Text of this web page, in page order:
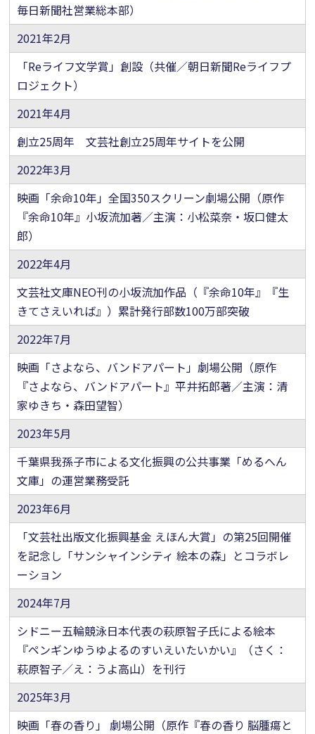
毎日新聞社営業総本部）
2021年2月
「Reライフ文学賞」創設（共催／朝日新聞Reライフプ
ロジェクト）
2021年4月
創立25周年 文芸社創立25周年サイトを公開
2022年3月
映画「余命10年」全国350スクリーン劇場公開（原作
『余命10年』小坂流加著／主演：小松菜奈・坂口健太
郎）
2022年4月
文芸社文庫NEO刊の小坂流加作品（『余命10年』『生
きてさえいれば』）累計発行部数100万部突破
2022年7月
映画「さよなら、バンドアパート」劇場公開（原作
『さよなら、バンドアパート』平井拓郎著／主演：清
家ゆきち・森田望智）
2023年5月
千葉県我孫子市による文化振興の公共事業「めるへん
文庫」の運営業務受託
2023年6月
「文芸社出版文化振興基金 えほん大賞」の第25回開催
を記念し「サンシャインシティ 絵本の森」とコラボレ
ーション
2024年7月
シドニー五輪競泳日本代表の萩原智子氏による絵本
『ペンギンゆうゆよるのすいえいたいかい』（さく：
萩原智子／え：うよ高山）を刊行
2025年3月
映画「春の香り」 劇場公開（原作『春の香り 脳腫瘍と